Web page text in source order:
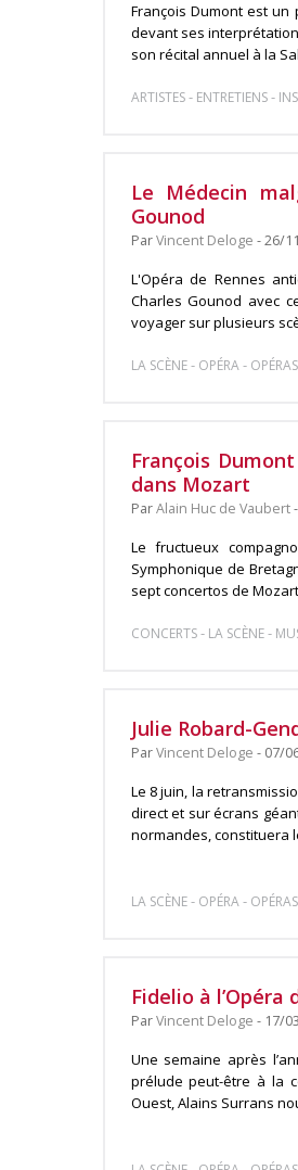
François Dumont est un
devant ses
son récital annuel à la
ARTISTES- ENTRETIENS-
Le Médecin
Gounod
ParVincent Deloge - 26/
L'Opéra de Rennes
Charles Gounod avec
voyager sur plusieurs
LA SCÈNE- OPÉRA- OPÉRAS
François
dans Mozart
ParAlain Huc de Vaubert-
Le fructueux
Symphonique de
sept concertos de
CONCERTS- LA SCÈNE-
Julie Robard-
ParVincent Deloge - 07/
Le 8 juin, la
direct et sur écrans
normandes, constituera
LA SCÈNE- OPÉRA- OPÉRAS
Fidelio à l’Opéra
ParVincent Deloge - 17/
Une semaine après
prélude peut-être à la
Ouest, Alains Surrans